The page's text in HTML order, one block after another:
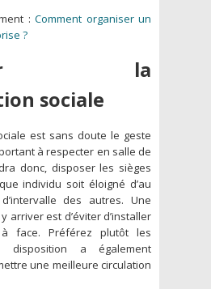
: Comment organiser un
?
la
sociale
est sans doute le geste
à respecter en salle de
donc, disposer les sièges
individu soit éloigné d’au
des autres. Une
arriver est d’éviter d’installer
face. Préférez plutôt les
disposition a également
une meilleure circulation